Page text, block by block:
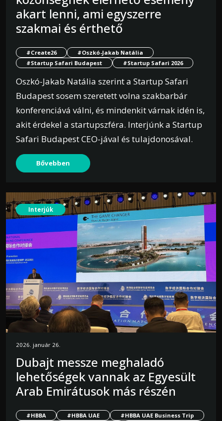
akart lenni, ami egyszerre
szakmai és érthető
#Create26
#Oszkó-Jakab Natália
#Startup Safari Budapest
#Startup Safari 2026
Oszkó-Jakab Natália szerint a Startup Safari
Budapest sosem szeretett volna szakbarbár
konferenciává válni, és mindenkit várnak idén is,
akit érdekel a startupszféra. Interjúnk a Startup
Safari Budapest CEO-jával és tulajdonosával.
Bővebben
Interjúk
2026. január 26.
Dubajt messze meghaladó
lehetőségek vannak az Egyesült
Arab Emirátusok más részén
#HBBA #HBBA UAE
#HBBA UAE Business Trip